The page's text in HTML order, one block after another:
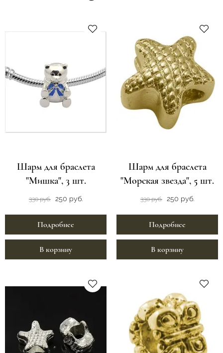
Шарм для браслета
"Мишка", 3 шт.
330 руб. 250 руб.
Подробнее
В корзину
Шарм для браслета
"Морская звезда", 5 шт.
330 руб. 250 руб.
Подробнее
В корзину